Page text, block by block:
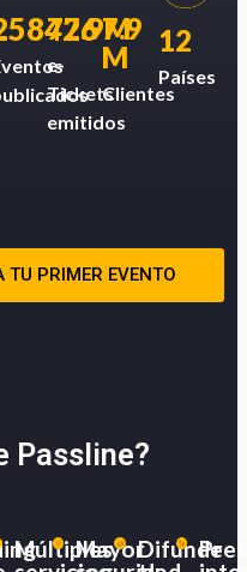
77.9M
e-
Tickets
emitidos
7.9
M
Clientes
12
Países
TU PRIMER EVENTO
Passline?
MúltiplesMayorDifunde